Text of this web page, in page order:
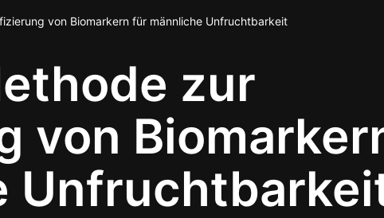
von Biomarkern für männliche Unfruchtbarkeit
zur
von